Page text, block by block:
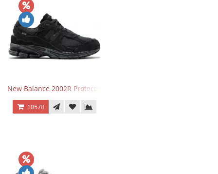
New Balance 2002R Protection Phantom Black
10570